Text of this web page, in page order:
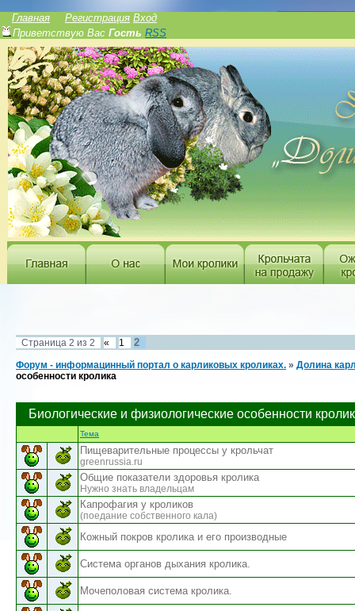
Главная
Регистрация Вход
Приветствую Вас Гость RSS
Страница 2 из 2 « 1 2
Форум - информацинный портал о карликовых кроликах. » Долина
особенности кролика
Биологические и физиологические особенности
Тема
Пищеварительные процессы у крольчат
greenrussia.ru
Общие показатели здоровья кролика
Нужно знать владельцам
Капрофагия у кроликов
(поедание собственного кала)
Кожный покров кролика и его производные
Система органов дыхания кролика.
Мочеполовая система кролика.